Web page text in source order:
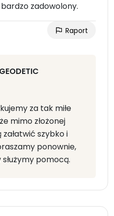
zadowolony.
Raport
za tak miłe
mimo złożonej
załatwić szybko i
ponownie,
pomocą.